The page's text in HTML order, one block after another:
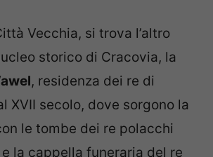
Vecchia, si trova l’altro
storico di Cracovia, la
, residenza dei re di
XVII secolo, dove sorgono la
le tombe dei re polacchi
la cappella funeraria del re